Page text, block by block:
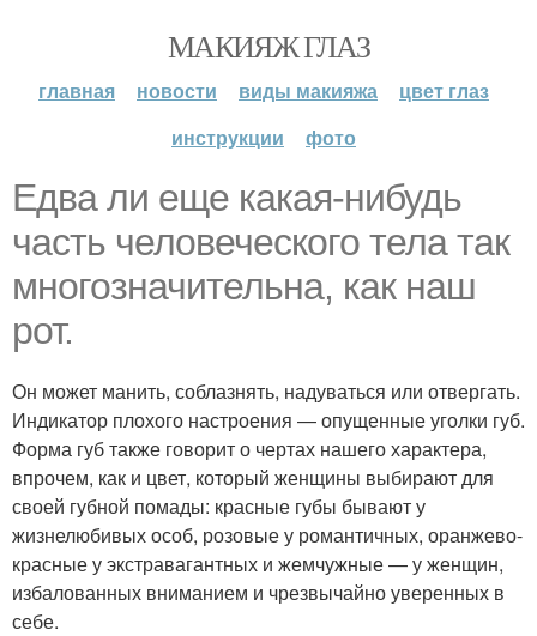
МАКИЯЖ ГЛАЗ
главная новости виды макияжа
цвет глаз
инструкции
фото
Едва ли еще какая-нибудь
часть человеческого тела так
многозначительна, как наш
рот.
Он может манить, соблазнять, надуваться или отвергать.
Индикатор плохого настроения — опущенные уголки губ.
Форма губ также говорит о чертах нашего характера,
впрочем, как и цвет, который женщины выбирают для
своей губной помады: красные губы бывают у
жизнелюбивых особ, розовые у романтичных, оранжево-
красные у экстравагантных и жемчужные — у женщин,
избалованных вниманием и чрезвычайно уверенных в
себе.